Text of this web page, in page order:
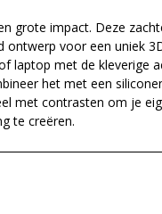
grote impact. Deze
ontwerp voor een uniek
laptop met de kleverige
het met een
met contrasten om je
te creëren.